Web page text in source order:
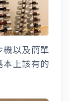
機以及簡單
本上該有的